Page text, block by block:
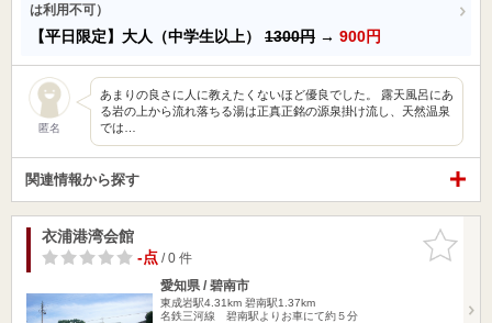
は利用不可）
【平日限定】大人（中学生以上） 1300円 → 900円
匿名
あまりの良さに人に教えたくないほど優良でした。 露天風呂にあ
る岩の上から流れ落ちる湯は正真正銘の源泉掛け流し、天然温泉
では…
関連情報から探す
お気に入
りに追加
衣浦港湾会館
-点/ 0 件
愛知県 / 碧南市
東成岩駅4.31km 碧南駅1.37km
名鉄三河線 碧南駅よりお車にて約５分